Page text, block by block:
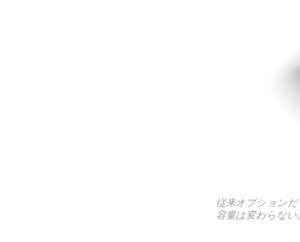
従来オプション
容量は変わらない